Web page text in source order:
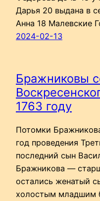
Дарья 20 выдана в
Анна 18 Малевские
2024-02-13
Бражниковы
1763 году
Потомки
год проведения
последний сын
Бражникова —
остались женатый
холостым младшим